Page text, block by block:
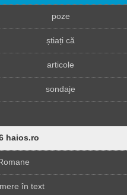
poze
știați că
articole
sondaje
haios.ro
în text